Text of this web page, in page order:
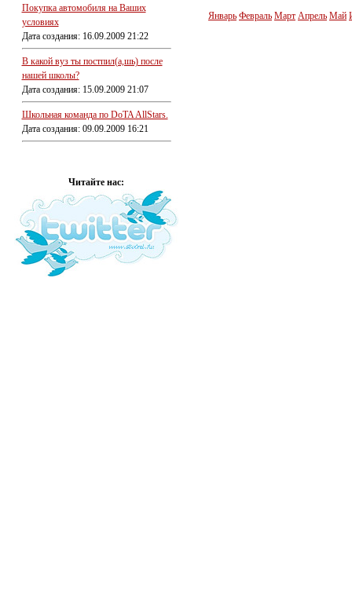
Покупка автомобиля на Ваших
условиях
Дата создания: 16.09.2009 21:22
В какой вуз ты постпил(а,шь) после
нашей школы?
Дата создания: 15.09.2009 21:07
Школьная команда по DoTA AllStars.
Дата создания: 09.09.2009 16:21
Читайте нас:
Январь Февраль Март Апрель Май